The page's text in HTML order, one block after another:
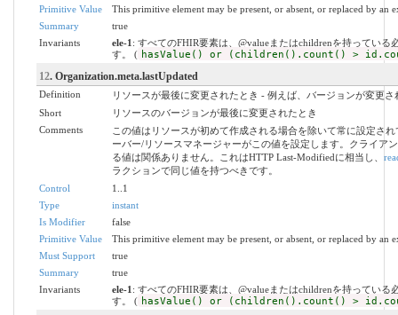
Primitive Value
This primitive element may be present, or absent, or replaced by an
Summary
true
Invariants
ele-1 : すべてのFHIR要素は、@valueまたはchildrenを持っている
す。 ( hasValue() or (children().count() >
12. Organization.meta.lastUpdated
Definition
リソースが最後に変更されたとき - 例えば、バージョンが変更さ
Short
リソースのバージョンが最後に変更されたとき
Comments
この値はリソースが初めて作成される場合を除いて常に設定さ
ーバー/リソースマネージャーがこの値を設定します。クライア
る値は関係ありません。これはHTTP Last-Modifiedに相当し、
ラクションで同じ値を持つべきです。
Control
1..1
Type
instant
Is Modifier
false
Primitive Value
This primitive element may be present, or absent, or replaced by an
Must Support
true
Summary
true
Invariants
ele-1 : すべてのFHIR要素は、@valueまたはchildrenを持っている
す。 ( hasValue() or (children().count() >